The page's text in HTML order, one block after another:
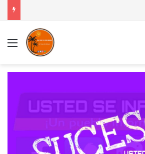
Menú